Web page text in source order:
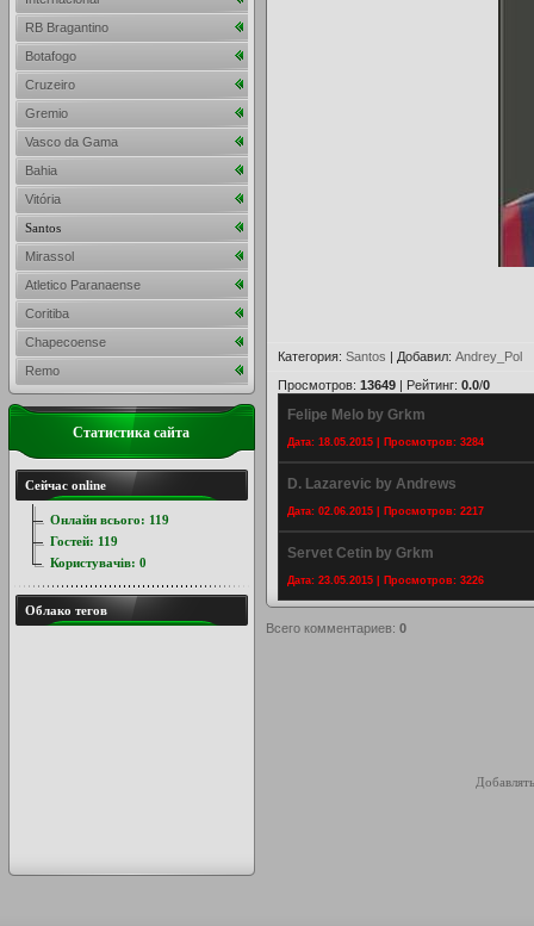
Категория: Santos | Добавил: Andrey_Pol
Просмотров: 13649 | Рейтинг: 0.0/0
Felipe Melo by Grkm
Дата: 18.05.2015 | Просмотров: 3284
D. Lazarevic by Andrews
Дата: 02.06.2015 | Просмотров: 2217
Servet Cetin by Grkm
Дата: 23.05.2015 | Просмотров: 3226
Всего комментариев: 0
RB Bragantino
Botafogo
Cruzeiro
Gremio
Vasco da Gama
Bahia
Vitória
Santos
Mirassol
Atletico Paranaense
Coritiba
Chapecoense
Remo
Статистика сайта
Сейчас online
Онлайн всього: 119
Гостей: 119
Користувачів: 0
Облако тегов